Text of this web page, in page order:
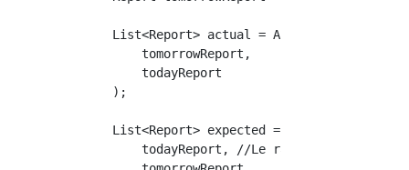
    List<Report> actual = Arrays.asList(
        tomorrowReport,
        todayReport
    );
    List<Report> expected = Arrays.asList(
todayReport, //Le rapport daté